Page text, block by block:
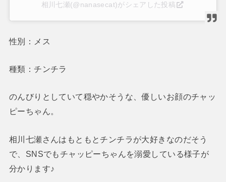
相川七瀬(@nanasecat)がシェアした投稿
性別：メス
種類：チンチラ
のんびりとしていて穏やかそうな、優しいお顔のチャッ
ピーちゃん。
相川七瀬さんはもともとチンチラが大好きなのだそう
で、SNSでもチャッピーちゃんを溺愛している様子が
分かります♪